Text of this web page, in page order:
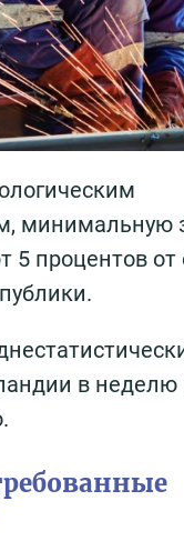
минимальную
5 процентов
в неделю